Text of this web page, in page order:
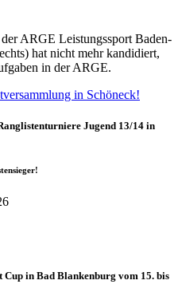
ARGE Leistungssport Baden-
hat nicht mehr kandidiert,
in der ARGE.
in Schöneck!
Jugend 13/14 in
Cup in Bad Blankenburg vom 15. bis